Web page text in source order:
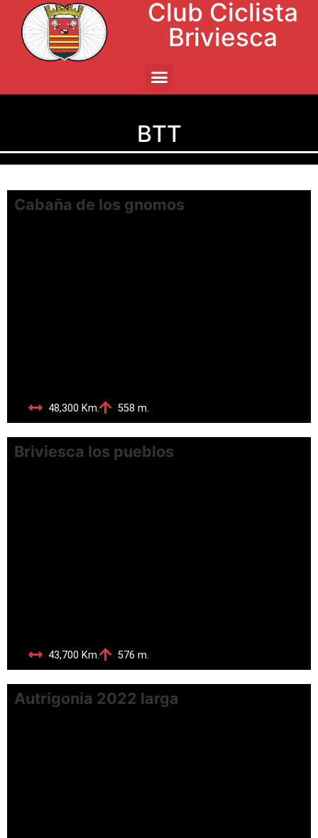
Club Ciclista
Briviesca
BTT
Cabaña de los gnomos
48,300 Km. 558 m.
Briviesca los pueblos
43,700 Km. 576 m.
Autrigonia 2022 larga